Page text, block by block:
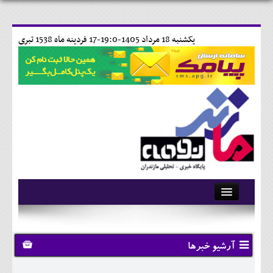
17 فردينه ماه 1538 تبری يکشنبه 18 مرداد 1405-19:0-
آرشیو
تماس با ما
وبلاگ
آرشیو خبرها